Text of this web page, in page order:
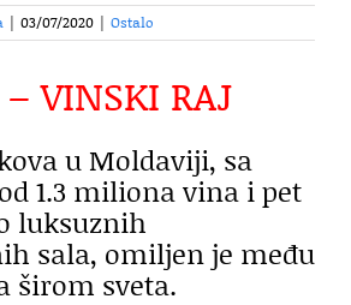
03/07/2020 Ostalo
– VINSKI RAJ
u Moldaviji, sa
1.3 miliona vina i pet
luksuznih
sala, omiljen je među
širom sveta.